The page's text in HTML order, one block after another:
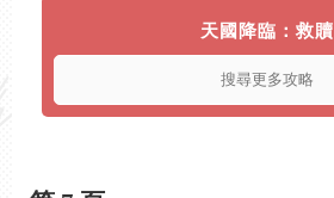
天國降臨：救贖